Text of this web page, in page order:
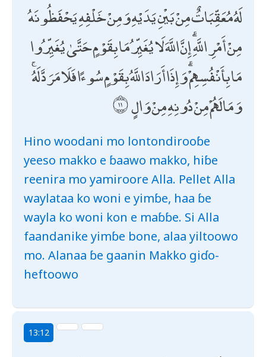
لَهُ مُعَقِّبَاتٌ مِنْ بَيْنِ يَدَيْهِ وَمِنْ خَلْفِهِ يَحْفَظُونَهُ
مِنْ أَمْرِ اللَّهِ ۗ إِنَّ اللَّهَ لَا يُغَيِّرُ مَا بِقَوْمٍ حَتَّىٰ يُغَيِّرُوا
مَا بِأَنْفُسِهِمْ ۗ وَإِذَا أَرَادَ اللَّهُ بِقَوْمٍ سُوءًا فَلَا مَرَدَّ لَهُ ۚ
وَمَا لَهُمْ مِنْ دُونِهِ مِنْ وَالٍ
Hino woodani mo lontondirooɓe
yeeso makko e ɓaawo makko, hiɓe
reenira mo yamiroore Alla. Pellet Alla
waylataa ko woni e yimɓe, haa ɓe
wayla ko woni kon e maɓɓe. Si Alla
faandanike yimɓe bone, alaa yiltoowo
mo. Alanaa ɓe gaanin Makko giɗo-
heftoowo
13:12